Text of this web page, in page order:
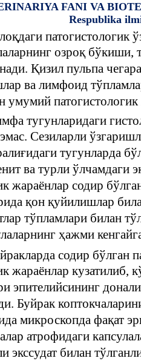
FANI VA
Respublika
патогистологик
озроқ
Қизил пульпа
ва лимфоид
умумий
тугунларидаги
Сезиларли
тугунларда
ва турли ўлчамдаги
жараёнлар содир
қон қуйилишлар
тўпламлари билан
ҳажми
содир бўлган
жараёнлар кузатилиб,
эпителийсининг
Буйрак
микроскопда фақат
атрофидаги
экссудат билан